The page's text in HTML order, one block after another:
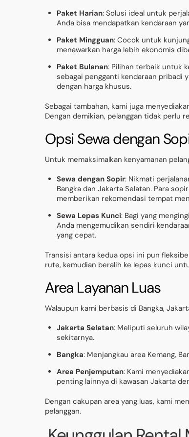
Paket Harian: Solusi ideal untuk
Anda bisa mendapatkan kendaraan
Paket Mingguan: Cocok untuk
menawarkan harga lebih ekonomis
Paket Bulanan: Pilihan terbaik untuk
sebagai pengganti kendaraan pribadi
dengan harga khusus.
Sebagai tambahan, kami juga
Dengan demikian, pelanggan tidak perlu
Opsi Sewa dengan
Untuk memaksimalkan kenyamanan
Sewa dengan Sopir: Nikmati
Bangka dan Jakarta Selatan. Para
memberikan rekomendasi tempat
Sewa Lepas Kunci: Bagi yang
Anda mengemudikan sendiri
yang cepat.
Transisi antara kedua opsi ini pun
rute, kemudian beralih ke lepas kunci
Area Layanan Luas
Walaupun kami berbasis di Bangka,
Jakarta Selatan: Meliputi seluruh
sekitarnya.
Bangka: Menjangkau area Kemang,
Area Penjemputan: Kami
penting lainnya di kawasan Jakarta
Dengan cakupan area yang luas, kami
pelanggan.